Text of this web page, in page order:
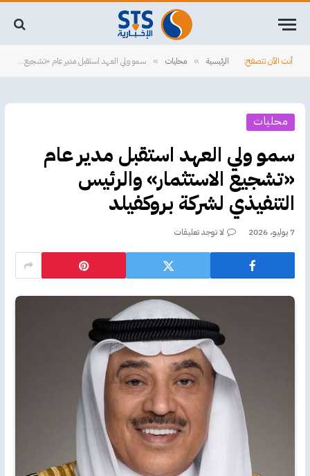
أنت الآن تتصفح: الرئيسية » محليات » سمو ولي العهد استقبل مدير عام «تشجيع الاستثمار» والرئيس التنفيذي لشركة بروكفيلد
محليات
سمو ولي العهد استقبل مدير عام
«تشجيع الاستثمار» والرئيس
التنفيذي لشركة بروكفيلد
7 يوليو، 2026 لا توجد تعليقات